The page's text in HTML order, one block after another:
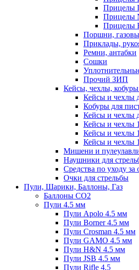
Прицелы
Прицелы
Поршни,
Приклады,
Ремни, антабки
Сошки
Прочий ЗИП
Кейсы, чехлы,
Кейсы и чехлы
Кобуры для
Кейсы и чехлы
Кейсы и чехлы
Кейсы и чехлы
Кейсы и чехлы
Мишени и
Наушники для
Средства по уходу
Очки для стрельбы
Пули, Шарики, Баллоны, Газ
Баллоны CO2
Пули 4.5 мм
Пули Apolo 4.5 мм
Пули Borner 4.5 мм
Пули Crosman 4.5 мм
Пули GAMO 4.5 мм
Пули H&N 4.5 мм
Пули JSB 4.5 мм
Пули Rifle 4.5